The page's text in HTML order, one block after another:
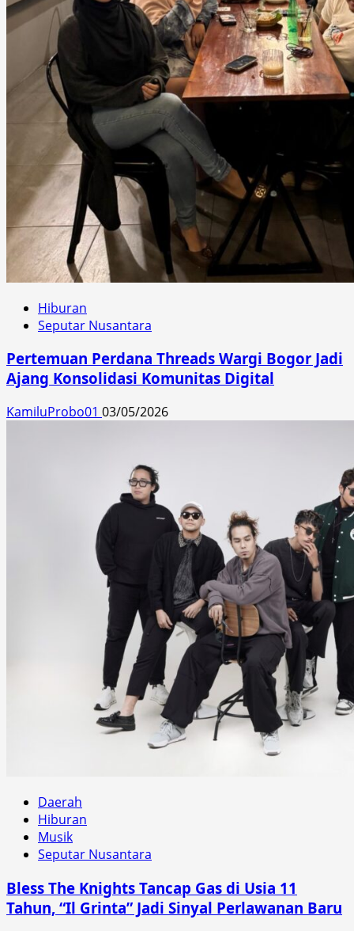
Hiburan
Seputar Nusantara
Pertemuan Perdana Threads Wargi Bogor Jadi
Ajang Konsolidasi Komunitas Digital
KamiluProbo01 03/05/2026
Daerah
Hiburan
Musik
Seputar Nusantara
Bless The Knights Tancap Gas di Usia 11
Tahun, “Il Grinta” Jadi Sinyal Perlawanan Baru